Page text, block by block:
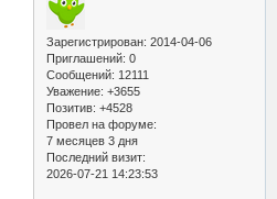
Зарегистрирован: 2014-04-06
Приглашений: 0
Сообщений: 12111
Уважение: +3655
Позитив: +4528
Провел на форуме:
7 месяцев 3 дня
Последний визит:
2026-07-21 14:23:53